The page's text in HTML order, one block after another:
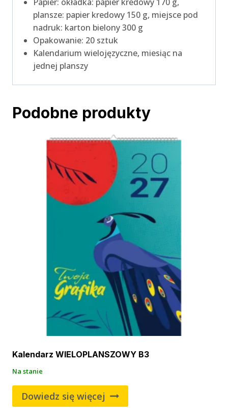
plansze: papier kredowy 150 g, miejsce pod
nadruk: karton bielony 300 g
Opakowanie: 20 sztuk
Kalendarium wielojęzyczne, miesiąc na
jednej planszy
Podobne produkty
Kalendarz WIELOPLANSZOWY B3
Na stanie
Dowiedz się więcej